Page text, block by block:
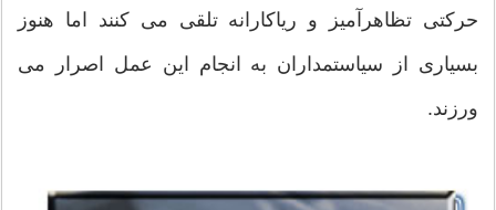
حرکتی تظاهرآمیز و ریاکارانه تلقی می کنند اما هنوز
بسیاری از سیاستمداران به انجام این عمل اصرار می
ورزند.